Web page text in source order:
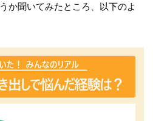
か聞いてみたところ、以下のよ